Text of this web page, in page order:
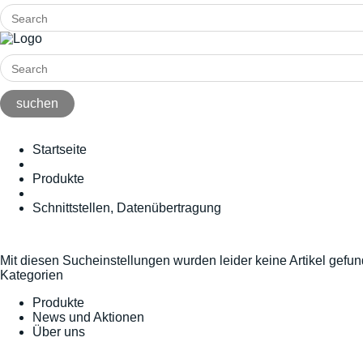
Startseite
Produkte
Schnittstellen, Datenübertragung
Mit diesen Sucheinstellungen wurden leider keine Artikel
Kategorien
Produkte
News und Aktionen
Über uns